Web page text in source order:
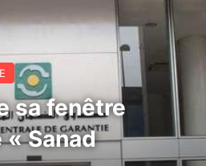
sa fenêtre
Sanad